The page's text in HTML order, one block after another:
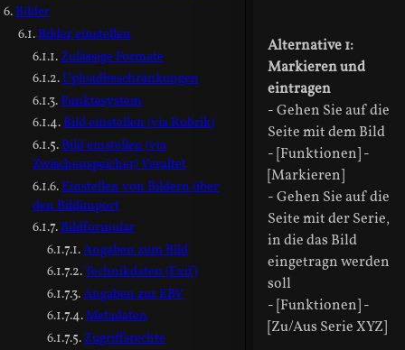
Bilder
Bilder einstellen
Zulässige Formate
Uploadbeschränkungen
Punktesystem
Bild einstellen (via Rubrik)
Bild einstellen (via
Zwischenspeicher) Veraltet
Einstellen von Bildern über
den Bildimport
Bildformular
Angaben zum Bild
Technikdaten (Exif)
Angaben zur EBV
Metadaten
Zugriffsrechte
Alternative 1:
Markieren und
eintragen
- Gehen Sie auf die
Seite mit dem Bild
- [Funktionen] -
[Markieren]
- Gehen Sie auf die
Seite mit der Serie,
in die das Bild
eingetragn werden
soll
- [Funktionen] -
[Zu/Aus Serie XYZ]